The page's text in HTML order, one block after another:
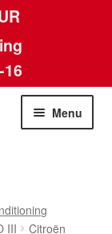
Menu
III
Citroën